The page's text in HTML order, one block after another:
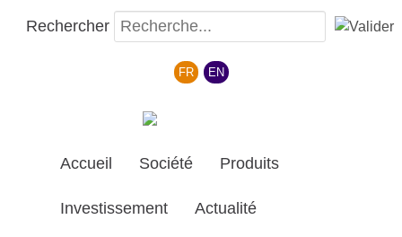
Rechercher
Sélectionnez votre langue
FR EN
Accueil Société Produits
Investissement Actualité